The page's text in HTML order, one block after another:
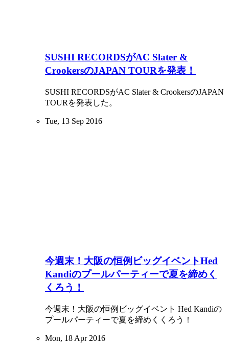
SUSHI RECORDSがAC Slater &
CrookersのJAPAN TOURを発表！
SUSHI RECORDSがAC Slater & CrookersのJAPAN
TOURを発表した。
Tue, 13 Sep 2016
今週末！大阪の恒例ビッグイベントHed
Kandiのプールパーティーで夏を締めく
くろう！
今週末！大阪の恒例ビッグイベント Hed Kandiの
プールパーティーで夏を締めくくろう！
Mon, 18 Apr 2016